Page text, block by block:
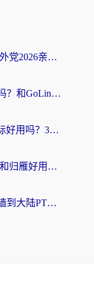
Quickback和云帆哪个好？海外党2026亲测指南：选对加速器大陆工具，无缝刷国内剧玩国服
海外党必看：斧牛VPN好用吗？和GoLinkVPN对比哪个回国效果更好？
海外党必看：斧牛和夏时国际好用吗？3步选对回国加速器，无缝刷国内资源
海外党踩坑指南：Quickback和归雁好用吗？选对加速器才能无缝刷国内资源
海外党必看：如何用VPN翻墙到大陆PTT？一篇解决你所有回国加速痛点